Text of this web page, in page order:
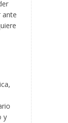
ante
y